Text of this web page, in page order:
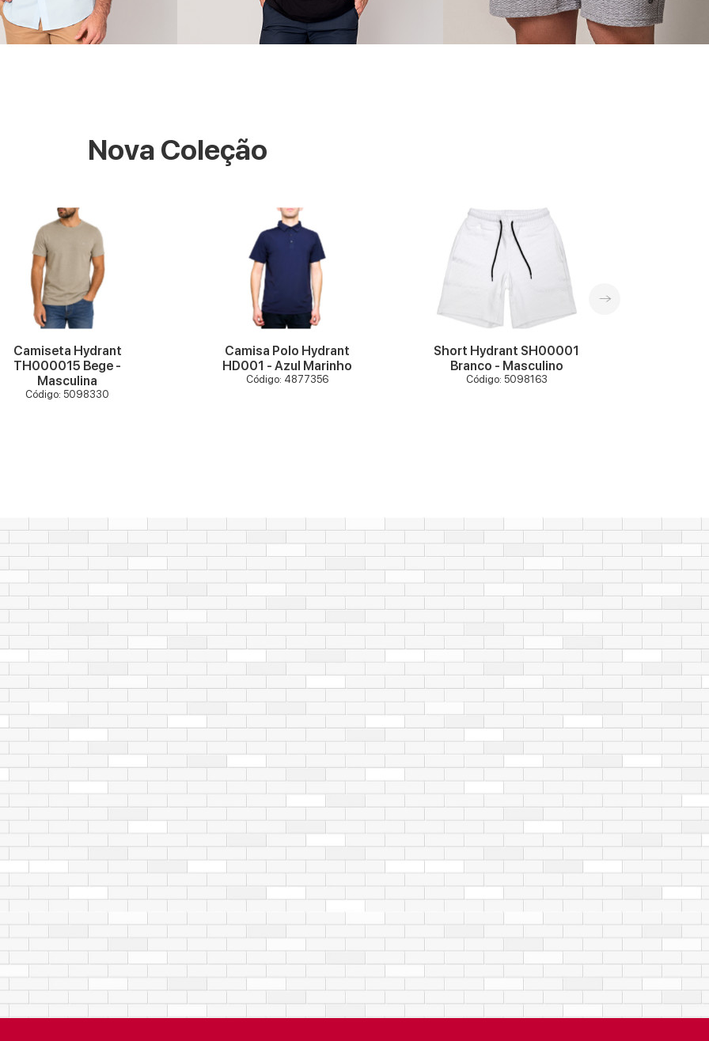
Nova Coleção
VER MAIS
Camiseta Hydrant
TH000015 Bege -
Masculina
Código: 5098330
VER MAIS
Camisa Polo Hydrant
HD001 - Azul Marinho
Código: 4877356
VER MAIS
Short Hydrant SH00001
Branco - Masculino
Código: 5098163